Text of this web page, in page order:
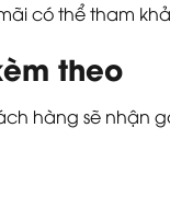
có thể tham
theo
hàng sẽ nhận